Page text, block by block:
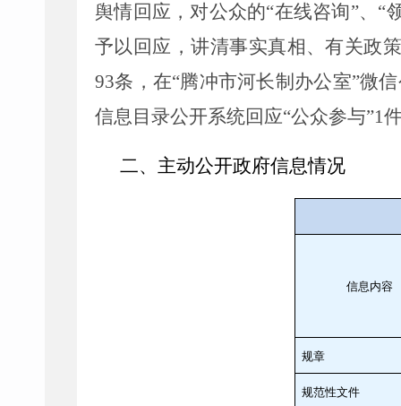
舆情回应，对公众的“在线咨询”、 “
予以回应，讲清事实真相、有关政
93条 ，在“腾冲市河长制办公室”微
信息目录公开系统回应“公众参与”1
二、主动公开政府信息情况
信息内容
规章
规范性文件